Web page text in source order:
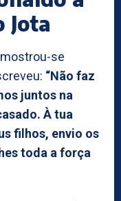
Jota
se
“Não faz
juntos na
À tua
filhos, envio os
toda a força